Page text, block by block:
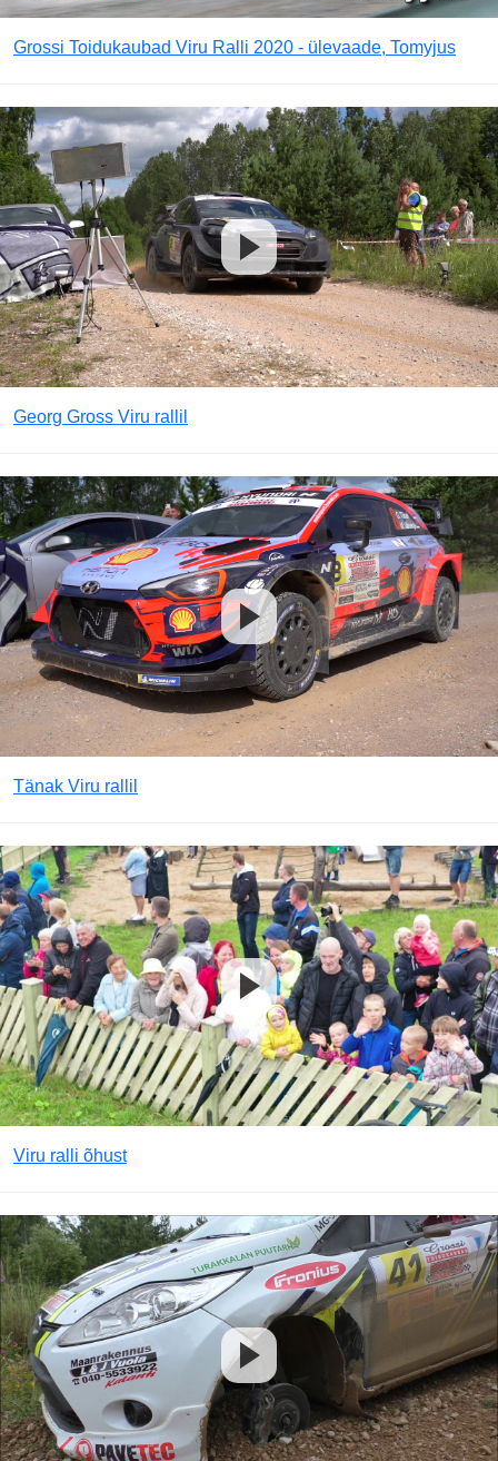
Grossi Toidukaubad Viru Ralli 2020 - ülevaade, Tomyjus
Georg Gross Viru rallil
Tänak Viru rallil
Viru ralli õhust